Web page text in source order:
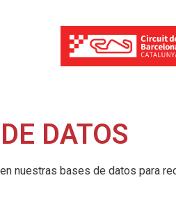
DATOS
nuestras bases de datos para